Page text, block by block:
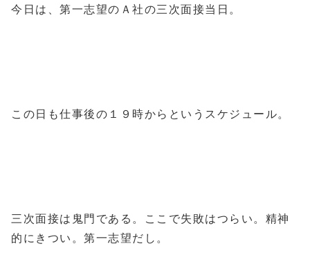
今日は、第一志望のＡ社の三次面接当日。
この日も仕事後の１９時からというスケジュール。
三次面接は鬼門である。ここで失敗はつらい。精神
的にきつい。第一志望だし。